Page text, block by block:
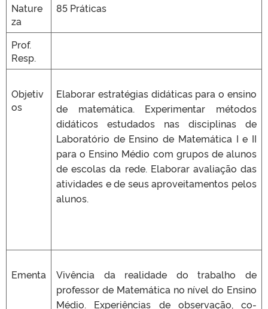
Nature
za
85 Práticas
Prof.
Resp.
Objetiv
os
Elaborar estratégias didáticas para o ensino
de matemática. Experimentar métodos
didáticos estudados nas disciplinas de
Laboratório de Ensino de Matemática I e II
para o Ensino Médio com grupos de alunos
de escolas da rede. Elaborar avaliação das
atividades e de seus aproveitamentos pelos
alunos.
Ementa
Vivência da realidade do trabalho de
professor de Matemática no nível do Ensino
Médio. Experiências de observação, co-